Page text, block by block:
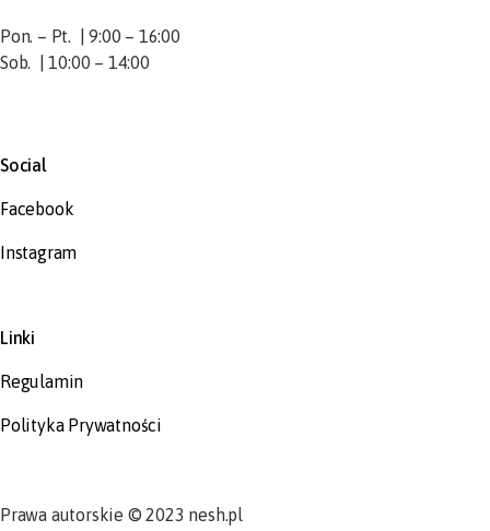
Pon. – Pt. | 9:00 – 16:00
Sob. | 10:00 – 14:00
Social
Facebook
Instagram
Linki
Regulamin
Polityka Prywatności
Prawa autorskie © 2023 nesh.pl